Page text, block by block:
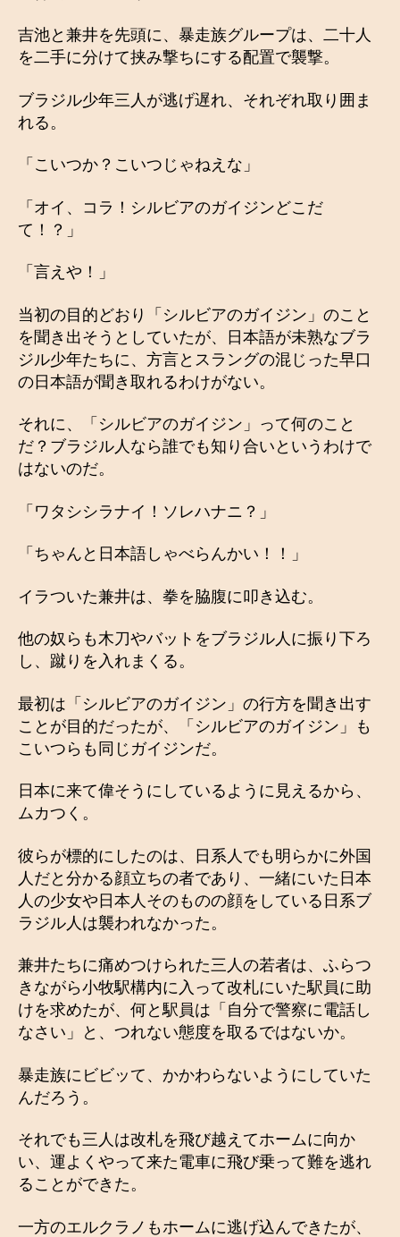
吉池と兼井を先頭に、暴走族グループは、二十人
を二手に分けて挟み撃ちにする配置で襲撃。
ブラジル少年三人が逃げ遅れ、それぞれ取り囲ま
れる。
「こいつか？こいつじゃねえな」
「オイ、コラ！シルビアのガイジンどこだ
て！？」
「言えや！」
当初の目的どおり「シルビアのガイジン」のこと
を聞き出そうとしていたが、日本語が未熟なブラ
ジル少年たちに、方言とスラングの混じった早口
の日本語が聞き取れるわけがない。
それに、「シルビアのガイジン」って何のこと
だ？ブラジル人なら誰でも知り合いというわけで
はないのだ。
「ワタシシラナイ！ソレハナニ？」
「ちゃんと日本語しゃべらんかい！！」
イラついた兼井は、拳を脇腹に叩き込む。
他の奴らも木刀やバットをブラジル人に振り下ろ
し、蹴りを入れまくる。
最初は「シルビアのガイジン」の行方を聞き出す
ことが目的だったが、「シルビアのガイジン」も
こいつらも同じガイジンだ。
日本に来て偉そうにしているように見えるから、
ムカつく。
彼らが標的にしたのは、日系人でも明らかに外国
人だと分かる顔立ちの者であり、一緒にいた日本
人の少女や日本人そのものの顔をしている日系ブ
ラジル人は襲われなかった。
兼井たちに痛めつけられた三人の若者は、ふらつ
きながら小牧駅構内に入って改札にいた駅員に助
けを求めたが、何と駅員は「自分で警察に電話し
なさい」と、つれない態度を取るではないか。
暴走族にビビッて、かかわらないようにしていた
んだろう。
それでも三人は改札を飛び越えてホームに向か
い、運よくやって来た電車に飛び乗って難を逃れ
ることができた。
一方のエルクラノもホームに逃げ込んできたが、